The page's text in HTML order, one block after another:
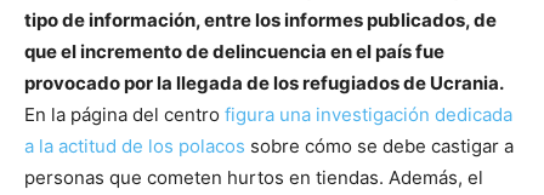
tipo de información, entre los informes publicados, de
que el incremento de delincuencia en el país fue
provocado por la llegada de los refugiados de Ucrania.
En la página del centro figura una investigación dedicada
a la actitud de los polacos sobre cómo se debe castigar a
personas que cometen hurtos en tiendas. Además, el